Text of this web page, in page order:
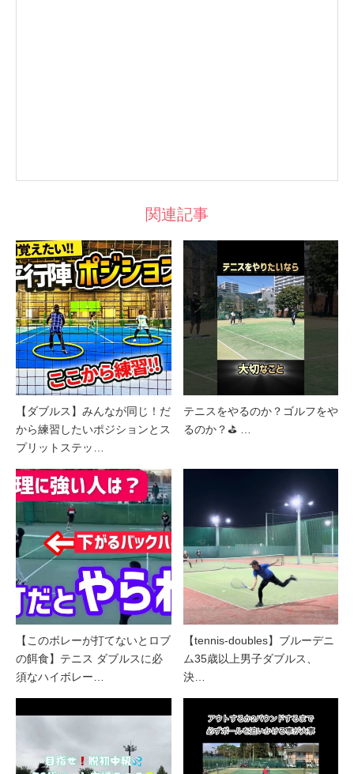
関連記事
【ダブルス】みんなが同じ！だ
から練習したいポジションとス
プリットステッ…
テニスをやるのか？ゴルフをや
るのか？⛳️ …
【このボレーが打てないとロブ
の餌食】テニス ダブルスに必
須なハイボレー…
【tennis-doubles】ブルーデニ
ム35歳以上男子ダブルス、
決…